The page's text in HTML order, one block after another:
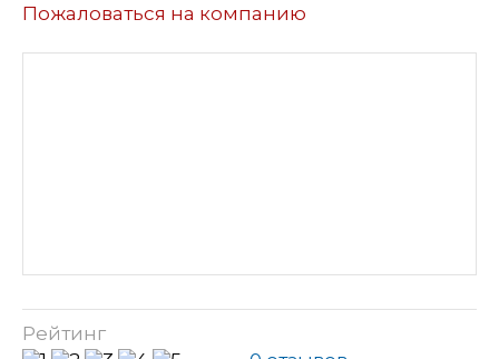
Пожаловаться на компанию
Рейтинг